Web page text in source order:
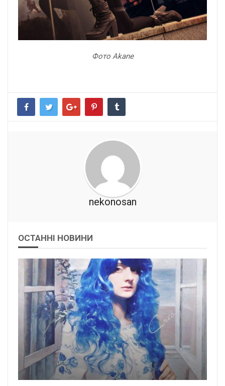
Фото Akane
nekonosan
ОСТАННІ НОВИНИ